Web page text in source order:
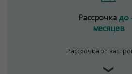
Рассрочкадо
месяцев
Рассрочка от
❯